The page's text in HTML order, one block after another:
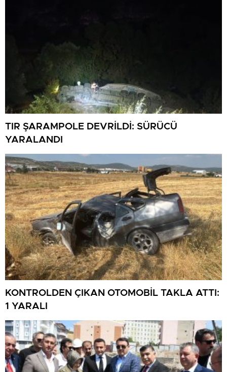
TIR ŞARAMPOLE DEVRİLDİ: SÜRÜCÜ
YARALANDI
KONTROLDEN ÇIKAN OTOMOBİL TAKLA ATTI:
1 YARALI